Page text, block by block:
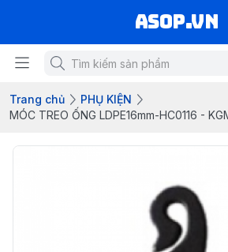
asop.vn
Trang chủ
PHỤ KIỆN
MÓC TREO ỐNG LDPE16mm-HC0116 -